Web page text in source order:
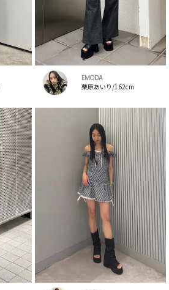
EMODA
栗原あいり/162cm